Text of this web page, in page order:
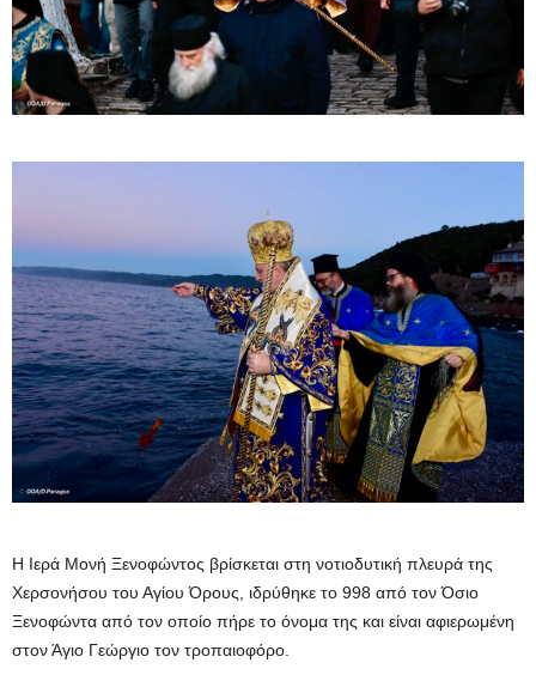
Η Ιερά Μονή Ξενοφώντος βρίσκεται στη νοτιοδυτική πλευρά της
Χερσονήσου του Αγίου Όρους, ιδρύθηκε το 998 από τον Όσιο
Ξενοφώντα από τον οποίο πήρε το όνομα της και είναι αφιερωμένη
στον Άγιο Γεώργιο τον τροπαιοφόρο.